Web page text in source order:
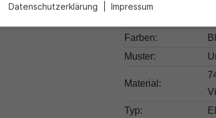
Farben:
Muster:
Material:
Typ:
Datenschutzerklärung Impressum